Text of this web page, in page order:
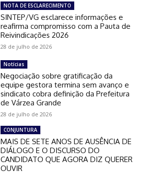
NOTA DE ESCLARECIMENTO
SINTEP/VG esclarece informações e
reafirma compromisso com a Pauta de
Reivindicações 2026
28 de julho de 2026
Notícias
Negociação sobre gratificação da
equipe gestora termina sem avanço e
sindicato cobra definição da Prefeitura
de Várzea Grande
28 de julho de 2026
CONJUNTURA
MAIS DE SETE ANOS DE AUSÊNCIA DE
DIÁLOGO E O DISCURSO DO
CANDIDATO QUE AGORA DIZ QUERER
OUVIR